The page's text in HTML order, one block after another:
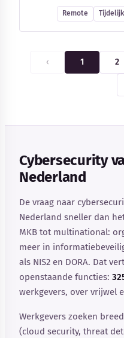
Remote Tijdelijk
‹ 1 2
Cybersecurity
Nederland
De vraag naar
Nederland sneller dan
MKB tot multinational:
meer in
als NIS2 en DORA. Dat
openstaande functies:
werkgevers, over vrijwel
Werkgevers zoeken
(cloud security, threat